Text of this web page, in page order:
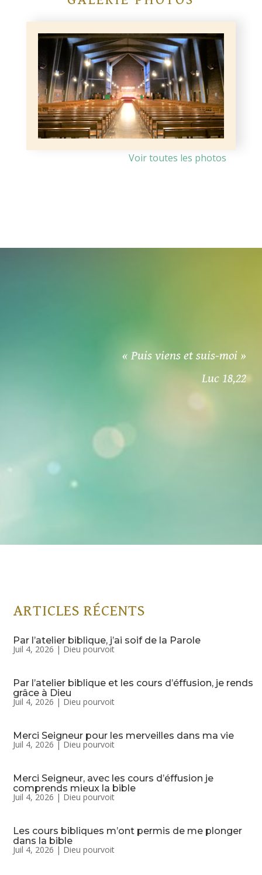
Voir toutes les photos
« Puis viens et suis-moi »
Luc 18,22
ARTICLES RÉCENTS
Par l’atelier biblique, j’ai soif de la Parole
Juil 4, 2026 | Dieu pourvoit
Par l’atelier biblique et les cours d’éffusion, je rends
grâce à Dieu
Juil 4, 2026 | Dieu pourvoit
Merci Seigneur pour les merveilles dans ma vie
Juil 4, 2026 | Dieu pourvoit
Merci Seigneur, avec les cours d’éffusion je
comprends mieux la bible
Juil 4, 2026 | Dieu pourvoit
Les cours bibliques m’ont permis de me plonger
dans la bible
Juil 4, 2026 | Dieu pourvoit